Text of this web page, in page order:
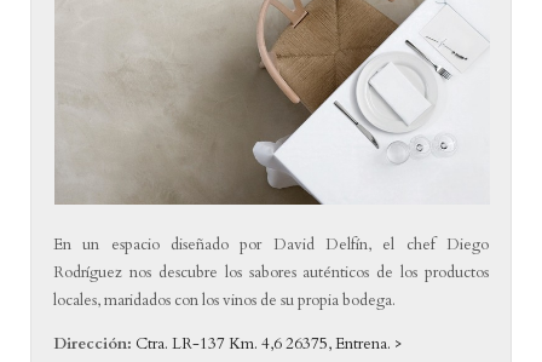
En un espacio diseñado por David Delfín, el chef Diego
Rodríguez nos descubre los sabores auténticos de los productos
locales, maridados con los vinos de su propia bodega.
Dirección: Ctra. LR-137 Km. 4,6 26375, Entrena. >